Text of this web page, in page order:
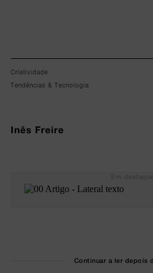
Criatividade
Tendências & Tecnologia
Inês Freire
Continuar a ler depois